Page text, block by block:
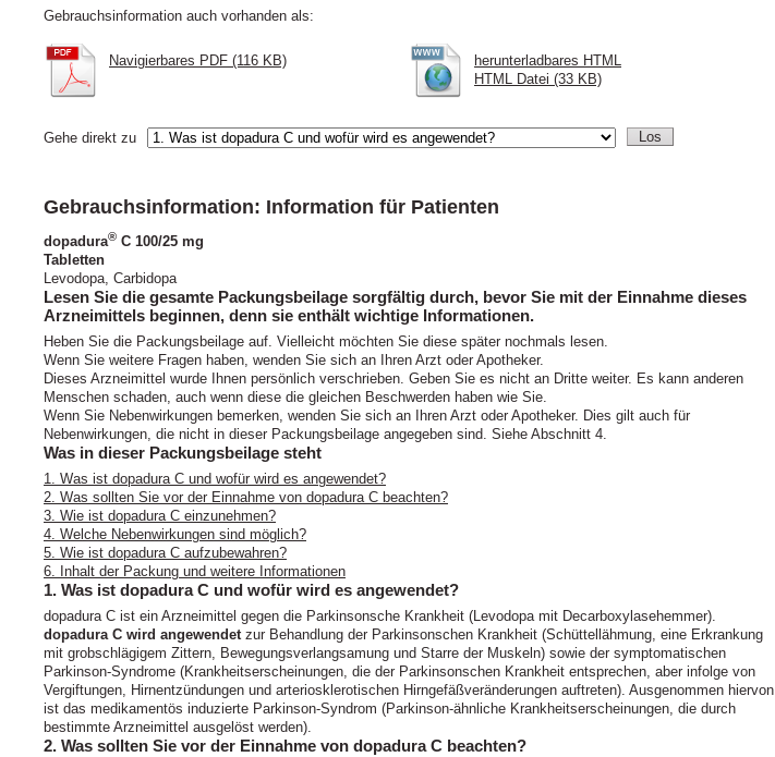
Gebrauchsinformation auch vorhanden als:
Navigierbares PDF (116 KB)
herunterladbares HTML
HTML Datei (33 KB)
Gehe direkt zu
Gebrauchsinformation: Information für Patienten
dopadura® C 100/25 mg
Tabletten
Levodopa, Carbidopa
Lesen Sie die gesamte Packungsbeilage sorgfältig durch, bevor Sie mit der Einnahme dieses
Arzneimittels beginnen, denn sie enthält wichtige Informationen.
Heben Sie die Packungsbeilage auf. Vielleicht möchten Sie diese später nochmals lesen.
Wenn Sie weitere Fragen haben, wenden Sie sich an Ihren Arzt oder Apotheker.
Dieses Arzneimittel wurde Ihnen persönlich verschrieben. Geben Sie es nicht an Dritte weiter. Es kann anderen
Menschen schaden, auch wenn diese die gleichen Beschwerden haben wie Sie.
Wenn Sie Nebenwirkungen bemerken, wenden Sie sich an Ihren Arzt oder Apotheker. Dies gilt auch für
Nebenwirkungen, die nicht in dieser Packungsbeilage angegeben sind. Siehe Abschnitt 4.
Was in dieser Packungsbeilage steht
1. Was ist dopadura C und wofür wird es angewendet?
2. Was sollten Sie vor der Einnahme von dopadura C beachten?
3. Wie ist dopadura C einzunehmen?
4. Welche Nebenwirkungen sind möglich?
5. Wie ist dopadura C aufzubewahren?
6. Inhalt der Packung und weitere Informationen
1. Was ist dopadura C und wofür wird es angewendet?
dopadura C ist ein Arzneimittel gegen die Parkinsonsche Krankheit (Levodopa mit Decarboxylasehemmer).
dopadura C wird angewendet zur Behandlung der Parkinsonschen Krankheit (Schüttellähmung, eine Er­krankung
mit grobschlägigem Zittern, Bewegungs­ver­langsamung und Starre der Muskeln) sowie der symptomatischen
Parkinson-Syndrome (Krankheitser­scheinungen, die der Parkinsonschen Krankheit ent­sprechen, aber infolge von
Vergiftungen, Hirn­ent­zündungen und arteriosklerotischen Hirngefäßver­änderungen auftreten). Ausgenommen hiervon
ist das medikamentös induzierte Parkinson-Syndrom (Parkin­son-ähnliche Krankheitserscheinungen, die durch
bestimmte Arzneimittel ausgelöst werden).
2. Was sollten Sie vor der Einnahme von dopadura C beachten?